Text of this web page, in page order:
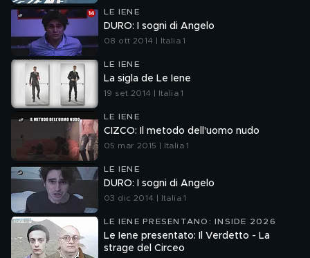
LE IENE
DURO: I sogni di Angelo
08 ott 2014 | Italia 1
LE IENE
La sigla de Le Iene
19 set 2014 | Italia 1
LE IENE
CIZCO: Il metodo dell'uomo nudo
05 mar 2015 | Italia 1
LE IENE
DURO: I sogni di Angelo
03 dic 2014 | Italia 1
LE IENE PRESENTANO: INSIDE 2026
Le Iene presentato: Il Verdetto - La
strage del Circeo